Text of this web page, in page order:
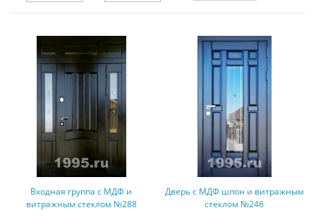
Входная группа с МДФ и
витражным стеклом №288
Дверь с МДФ шпон и витражным
стеклом №246